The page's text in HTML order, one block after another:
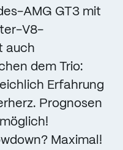
AMG GT3 mit
V8-
auch
dem Trio:
Erfahrung
Prognosen
Maximal!